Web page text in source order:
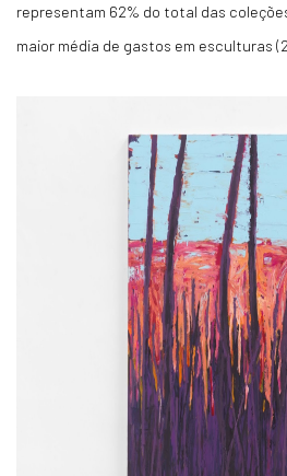
representam 62% do total das
maior média de gastos em esculturas